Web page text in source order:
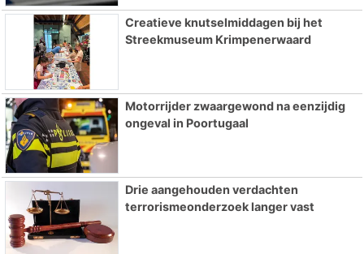
Creatieve knutselmiddagen bij het
Streekmuseum Krimpenerwaard
Motorrijder zwaargewond na eenzijdig
ongeval in Poortugaal
Drie aangehouden verdachten
terrorismeonderzoek langer vast